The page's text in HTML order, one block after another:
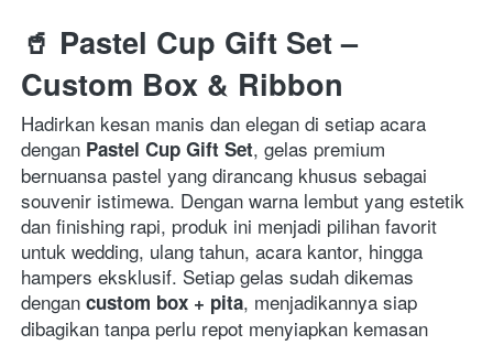
🥤 Pastel Cup Gift Set –
Custom Box & Ribbon
Hadirkan kesan manis dan elegan di setiap acara
dengan Pastel Cup Gift Set, gelas premium
bernuansa pastel yang dirancang khusus sebagai
souvenir istimewa. Dengan warna lembut yang estetik
dan finishing rapi, produk ini menjadi pilihan favorit
untuk wedding, ulang tahun, acara kantor, hingga
hampers eksklusif. Setiap gelas sudah dikemas
dengan custom box + pita, menjadikannya siap
dibagikan tanpa perlu repot menyiapkan kemasan